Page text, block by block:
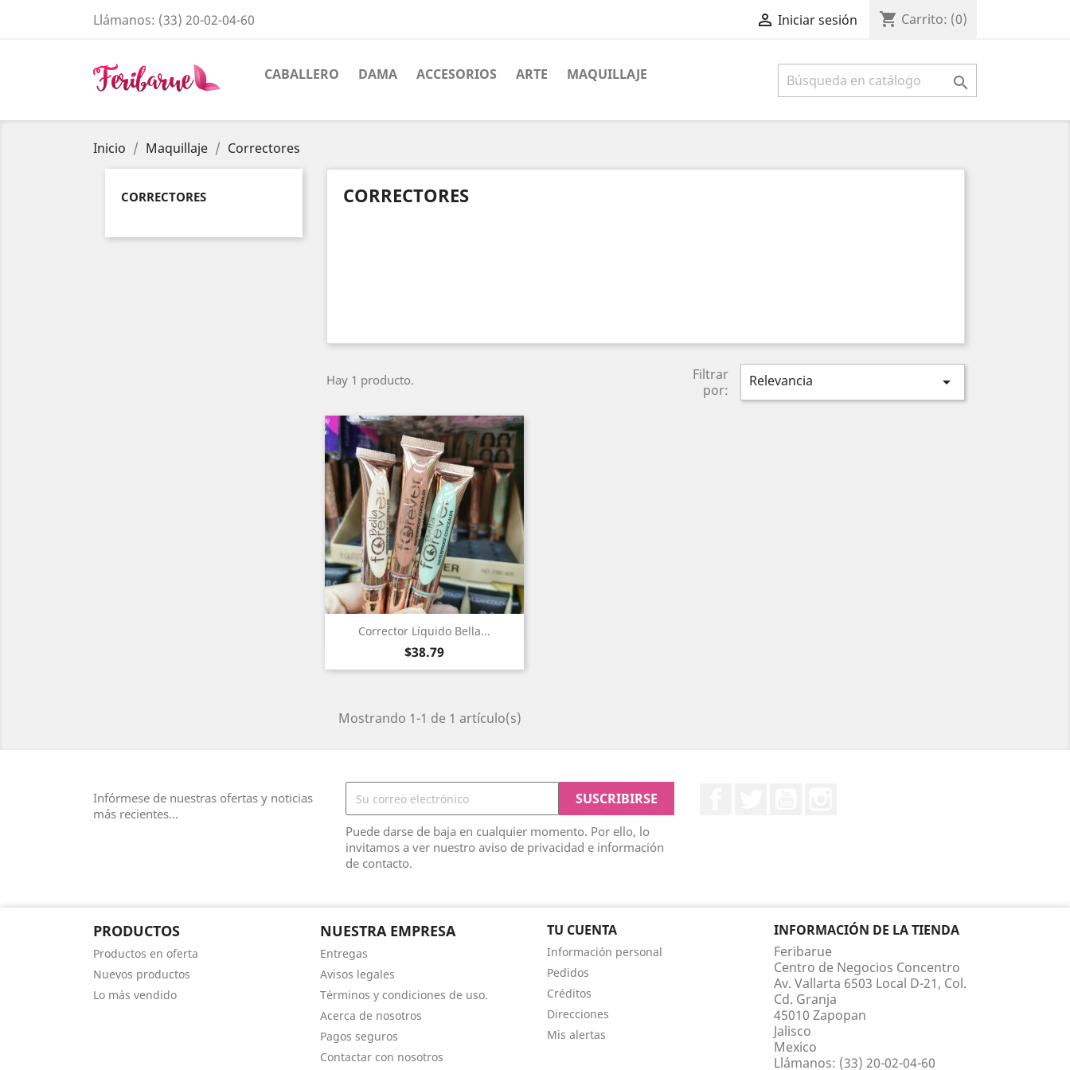
Llámanos: (33) 20-02-04-60  Iniciar sesión shopping_cart Carrito: (0)
CABALLERO DAMA ACCESORIOS ARTE MAQUILLAJE 
Inicio Maquillaje Correctores
CORRECTORES CORRECTORES
Hay 1 producto.
Filtrar
por:
Relevancia 
Corrector Líquido Bella...
Precio
$38.79
Vista rápida
Mostrando 1-1 de 1 artículo(s)
Infórmese de nuestras ofertas y noticias
más recientes...
Puede darse de baja en cualquier momento. Por ello, lo
invitamos a ver nuestro aviso de privacidad e información
de contacto.
PRODUCTOS
Productos en oferta
Nuevos productos
Lo más vendido
NUESTRA EMPRESA
Entregas
Avisos legales
Términos y condiciones de uso.
Acerca de nosotros
Pagos seguros
Contactar con nosotros
TU CUENTA
Información personal
Pedidos
Créditos
Direcciones
Mis alertas
INFORMACIÓN DE LA TIENDA
Feribarue
Centro de Negocios Concentro
Av. Vallarta 6503 Local D-21, Col.
Cd. Granja
45010 Zapopan
Jalisco
Mexico
Llámanos: (33) 20-02-04-60